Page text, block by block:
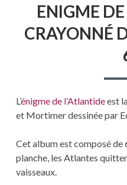
ENIGME
CRAYONNÉ
L’énigme de l’Atlantideest
et Mortimer dessinée par
Cet album est composé de
planche, les Atlantes
vaisseaux.